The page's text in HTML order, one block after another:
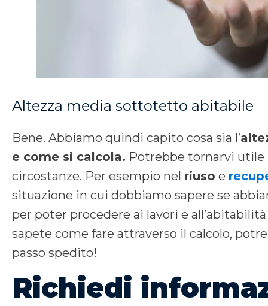
Altezza media sottotetto abitabile
Bene. Abbiamo quindi capito cosa sia l’
e come si calcola. Potrebbe tornarvi
circostanze. Per esempio nel riuso e
situazione in cui dobbiamo sapere se
per poter procedere ai lavori e
sapete come fare attraverso il calcolo,
passo spedito!
Richiedi